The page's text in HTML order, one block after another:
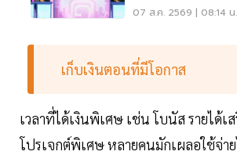
ฝ่าวิกฤต
07 ส.ค. 2569 | 08:14 น.
เก็บเงินตอนที่มีโอกาส
เวลาที่ได้เงินพิเศษ เช่น โบนัส รายได้เ
โปรเจกต์พิเศษ หลายคนมักเผลอใช้จ่า